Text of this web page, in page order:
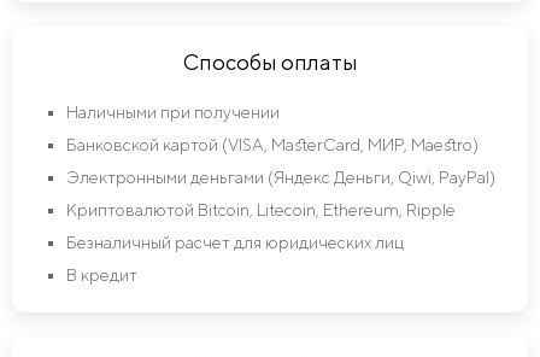
Способы оплаты
Наличными при получении
Банковской картой (VISA, MasterCard, МИР, Maestro)
Электронными деньгами (Яндекс Деньги, Qiwi, PayPal)
Криптовалютой Bitcoin, Litecoin, Ethereum, Ripple
Безналичный расчет для юридических лиц
В кредит